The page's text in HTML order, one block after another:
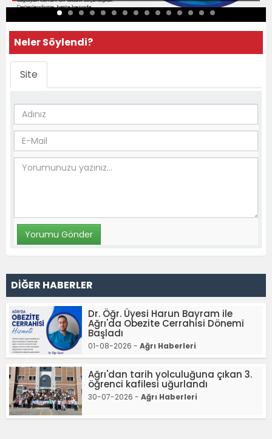
Neler Söylendi?
Site
DİĞER HABERLER
Dr. Öğr. Üyesi Harun Bayram ile
Ağrı'da Obezite Cerrahisi Dönemi
Başladı
01-08-2026 - Ağrı Haberleri
Ağrı'dan tarih yolculuğuna çıkan 3.
öğrenci kafilesi uğurlandı
30-07-2026 - Ağrı Haberleri